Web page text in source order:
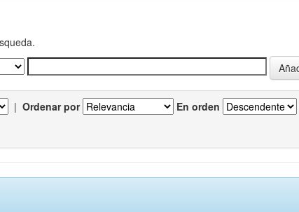
| Ordenar por En orden